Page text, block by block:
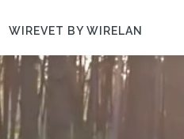
WIREVET BY WIRELAN